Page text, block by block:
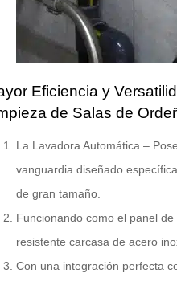
Eficiencia y
de Salas de
La Lavadora Automática –
vanguardia diseñado
de gran tamaño.
Funcionando como el panel
resistente carcasa de acero
Con una integración perfecta